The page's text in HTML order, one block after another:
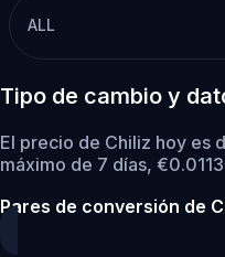
ALL
Tipo de cambio y
El precio de Chiliz hoy es
máximo de 7 días,
Pares de conversión de